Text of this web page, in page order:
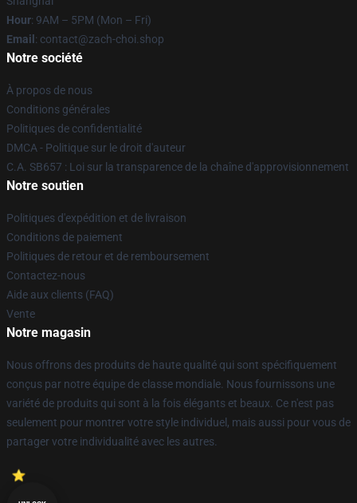
Hour: 9AM – 5PM (Mon – Fri)
Email : contact@zach-choi.shop
Notre société
À propos de nous
Conditions générales
Politiques de confidentialité
DMCA - Politique sur le droit d'auteur
C.A. SB657 : Loi sur la transparence de la chaîne d'approvisionnement
Notre soutien
Politiques d'expédition et de livraison
Conditions de paiement
Politiques de retour et de remboursement
Contactez-nous
Aide aux clients (FAQ)
Vente
Notre magasin
Nous offrons des produits de haute qualité qui sont spécifiquement
conçus par notre équipe de classe mondiale. Nous fournissons une
variété de produits qui sont à la fois élégants et beaux. Ce n'est pas
seulement pour montrer votre style individuel, mais aussi pour vous de
partager votre individualité avec les autres.